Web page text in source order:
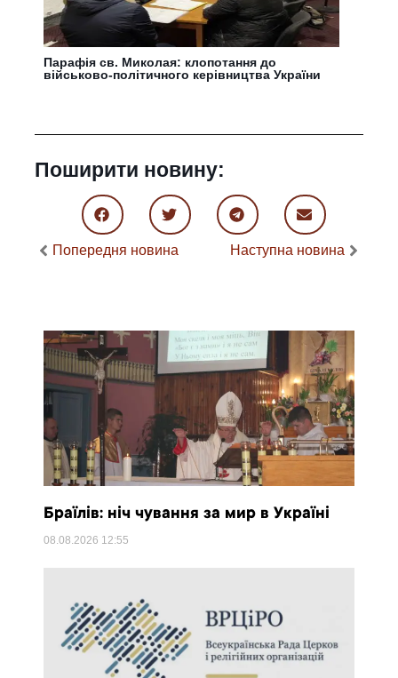
Парафія св. Миколая: клопотання до
військово-політичного керівництва України
Поширити новину:
Попередня новина Наступна новина
Браїлів: ніч чування за мир в Україні
08.08.2026 12:55